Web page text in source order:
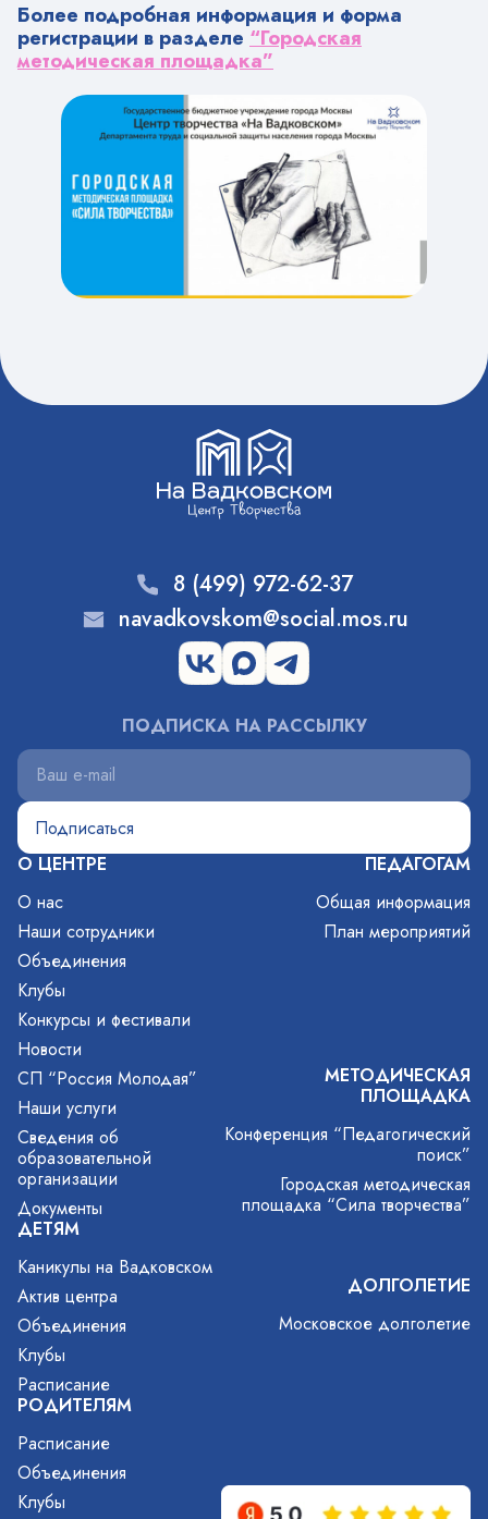
Более подробная информация и форма
регистрации в разделе “Городская
методическая площадка”
О ЦЕНТРЕ
О нас
Наши сотрудники
Объединения
Клубы
Конкурсы и фестивали
Новости
СП “Россия Молодая”
Наши услуги
Сведения об
образовательной
организации
Документы
ДЕТЯМ
Каникулы на Вадковском
Актив центра
Объединения
Клубы
Расписание
РОДИТЕЛЯМ
Расписание
Объединения
Клубы
ПЕДАГОГАМ
Общая информация
План мероприятий
МЕТОДИЧЕСКАЯ
ПЛОЩАДКА
Конференция “Педагогический
поиск”
Городская методическая
площадка “Сила творчества”
ДОЛГОЛЕТИЕ
Московское долголетие
8 (499) 972-62-37
navadkovskom@social.mos.ru
ПОДПИСКА НА РАССЫЛКУ